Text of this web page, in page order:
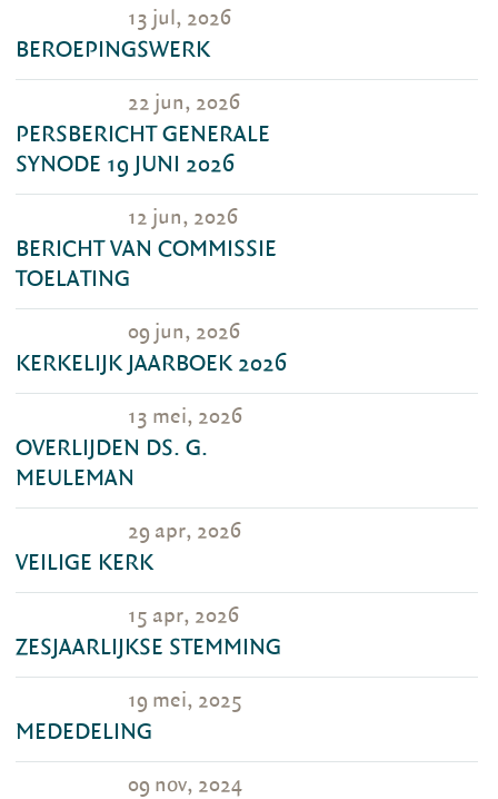
13 jul, 2026
BEROEPINGSWERK
22 jun, 2026
PERSBERICHT GENERALE
SYNODE 19 JUNI 2026
12 jun, 2026
BERICHT VAN COMMISSIE
TOELATING
09 jun, 2026
KERKELIJK JAARBOEK 2026
13 mei, 2026
OVERLIJDEN DS. G.
MEULEMAN
29 apr, 2026
VEILIGE KERK
15 apr, 2026
ZESJAARLIJKSE STEMMING
19 mei, 2025
MEDEDELING
09 nov, 2024